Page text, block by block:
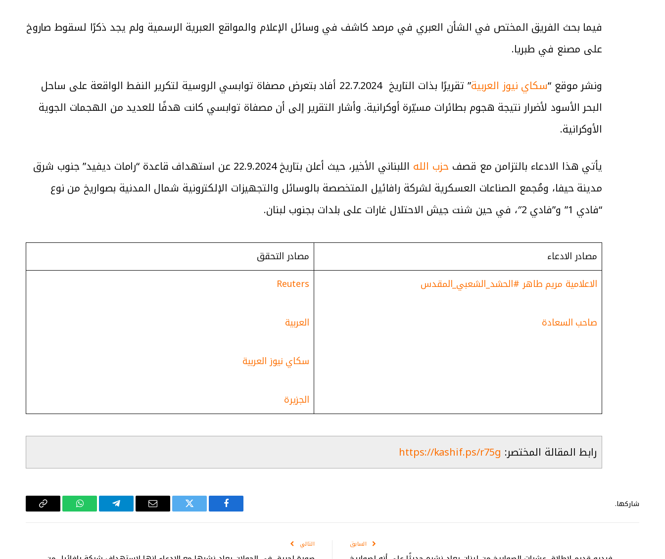
فيما بحث الفريق المختص في الشأن العبري في مرصد كاشف في وسائل الإعلام والمواقع العبرية الرسمية ولم يجد ذكرًا لسقوط صاروخ
على مصنع في طبريا.
ونشر موقع “سكاي نيوز العربية
” تقريرًا بذات التاريخ 22.7.2024 أفاد بتعرض مصفاة توابسي الروسية لتكرير النفط الواقعة على ساحل
البحر الأسود لأضرار نتيجة هجوم بطائرات مسيّرة أوكرانية. وأشار التقرير إلى أن مصفاة توابسي كانت هدفًا للعديد من الهجمات الجوية
الأوكرانية.
يأتي هذا الادعاء بالتزامن مع قصف حزب الله
اللبناني الأخير، حيث أعلن بتاريخ 22.9.2024 عن استهداف قاعدة “رامات ديفيد” جنوب شرق
مدينة حيفا، ومُجمع الصناعات العسكرية ‏لشركة رافائيل المتخصصة بالوسائل والتجهيزات الإلكترونية شمال ‏المدنية بصواريخ من نوع
“فادي 1” و”فادي 2″، في حين شنت جيش الاحتلال غارات على بلدات بجنوب لبنان.
مصادر الادعاء
مصادر التحقق
الاعلامية مريم طاهر #الحشد_الشعبي_المقدس
صاحب السعادة
Reuters
العربية
سكاي نيوز العربية
الجزيرة
رابط المقالة المختصر: https://kashif.ps/r75g
شاركها.
فيسبوك تويتر
البريد
تيلقرام واتساب
Copy
السابق التالي